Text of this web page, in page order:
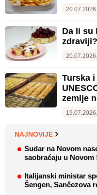
20.07.2026.
Da li su
zdraviji?
20.07.2026.
Turska
zemlje
19.07.2026.
NAJNOVIJE
Sudar na Novom
saobraćaju u Novom
Italijanski ministar
Šengen, Sančezova